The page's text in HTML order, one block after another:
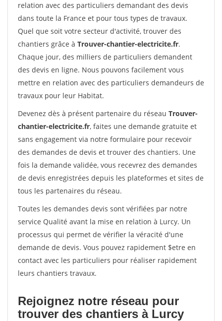
relation avec des particuliers demandant des devis
dans toute la France et pour tous types de travaux.
Quel que soit votre secteur d'activité, trouver des
chantiers grâce à Trouver-chantier-electricite.fr.
Chaque jour, des milliers de particuliers demandent
des devis en ligne. Nous pouvons facilement vous
mettre en relation avec des particuliers demandeurs de
travaux pour leur Habitat.
Devenez dès à présent partenaire du réseau Trouver-
chantier-electricite.fr, faites une demande gratuite et
sans engagement via notre formulaire pour recevoir
des demandes de devis et trouver des chantiers. Une
fois la demande validée, vous recevrez des demandes
de devis enregistrées depuis les plateformes et sites de
tous les partenaires du réseau.
Toutes les demandes devis sont vérifiées par notre
service Qualité avant la mise en relation à Lurcy. Un
processus qui permet de vérifier la véracité d'une
demande de devis. Vous pouvez rapidement $etre en
contact avec les particuliers pour réaliser rapidement
leurs chantiers travaux.
Rejoignez notre réseau pour
trouver des chantiers à Lurcy